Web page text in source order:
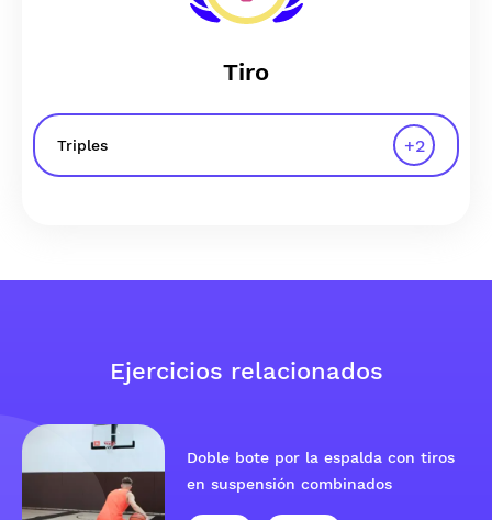
Tiro
Triples +2
Ejercicios relacionados
Doble bote por la espalda con tiros
en suspensión combinados